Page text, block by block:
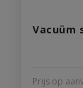
Vacuüm
Prijs op